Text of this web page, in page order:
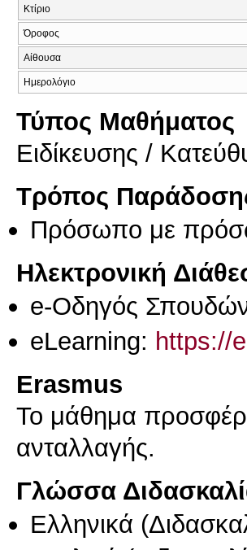
Κτίριο
Όροφος
Αίθουσα
Ημερολόγιο
Τύπος Μαθήματος
Eιδίκευσης /
Τρόπος
Πρόσωπο με
Ηλεκτρονική
e-Οδηγός
eLearning: https://
Erasmus
Το μάθημα
ανταλλαγής.
Γλώσσα
Ελληνικά